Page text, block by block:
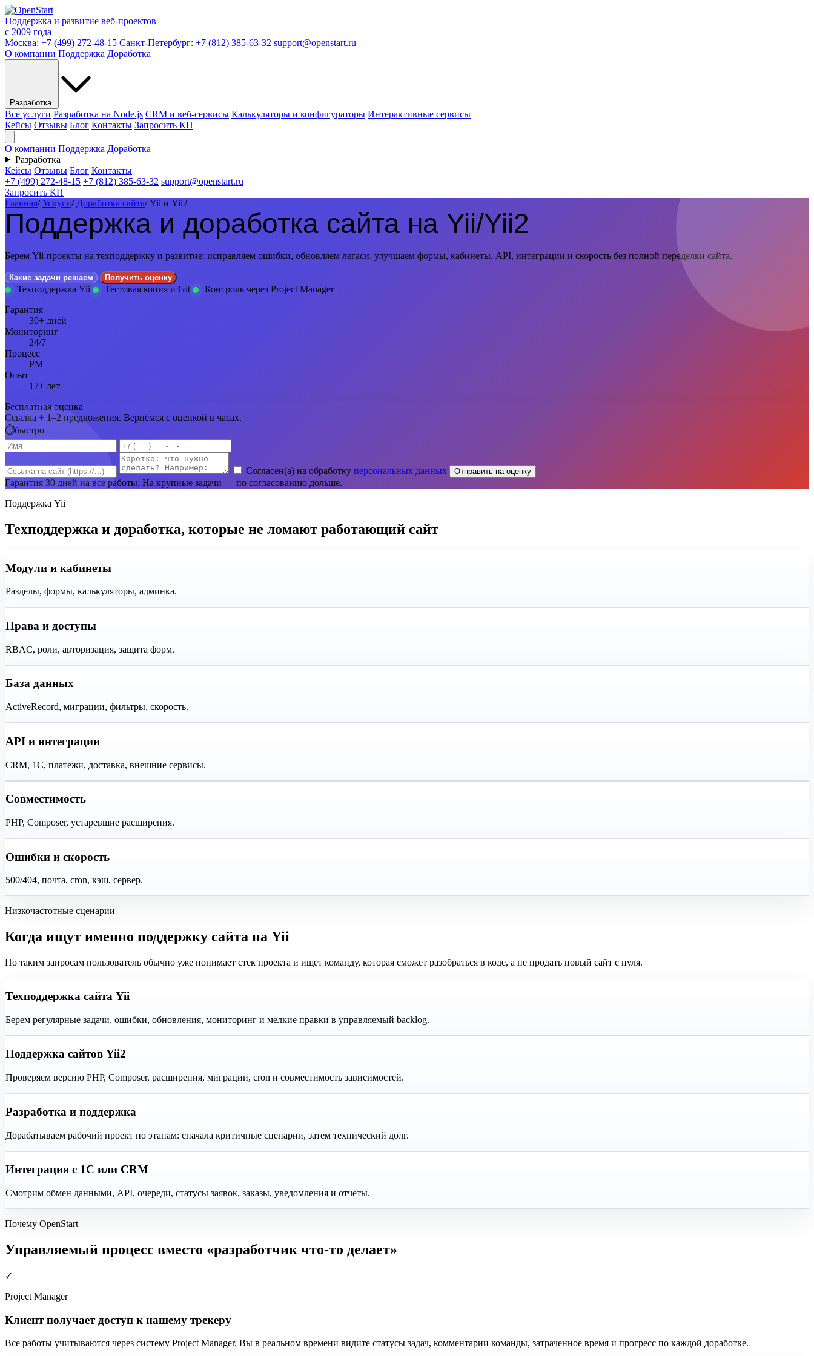
Поддержка и развитие веб-проектов
с 2009 года
Москва: +7 (499) 272-48-15 Санкт-Петербург: +7 (812) 385-63-32 support@openstart.ru
О компании Поддержка Доработка
Разработка
Все услуги Разработка на Node.js CRM и веб-сервисы Калькуляторы и конфигураторы Интерактивные сервисы
Кейсы Отзывы Блог Контакты Запросить КП
О компании Поддержка Доработка
Разработка
Кейсы Отзывы Блог Контакты
+7 (499) 272-48-15 +7 (812) 385-63-32 support@openstart.ru
Запросить КП
Главная/ Услуги/ Доработка сайта/ Yii и Yii2
Поддержка и доработка сайта на Yii/Yii2
Берем Yii-проекты на техподдержку и развитие: исправляем ошибки, обновляем легаси, улучшаем формы, кабинеты, API, интеграции и скорость без полной переделки сайта.
Какие задачи решаем Получить оценку
Техподдержка Yii Тестовая копия и Git
Контроль через Project Manager
Гарантия
30+ дней
Мониторинг
24/7
Процесс
PM
Опыт
17+ лет
Бесплатная оценка
Ссылка + 1–2 предложения. Вернёмся с оценкой в часах.
⏱быстро
Согласен(а) на обработку персональных данных Отправить на оценку
Гарантия 30 дней на все работы. На крупные задачи — по согласованию дольше.
Поддержка Yii
Техподдержка и доработка, которые не ломают работающий сайт
Модули и кабинеты
Разделы, формы, калькуляторы, админка.
Права и доступы
RBAC, роли, авторизация, защита форм.
База данных
ActiveRecord, миграции, фильтры, скорость.
API и интеграции
CRM, 1С, платежи, доставка, внешние сервисы.
Совместимость
PHP, Composer, устаревшие расширения.
Ошибки и скорость
500/404, почта, cron, кэш, сервер.
Низкочастотные сценарии
Когда ищут именно поддержку сайта на Yii
По таким запросам пользователь обычно уже понимает стек проекта и ищет команду, которая сможет разобраться в коде, а не продать новый сайт с нуля.
Техподдержка сайта Yii
Берем регулярные задачи, ошибки, обновления, мониторинг и мелкие правки в управляемый backlog.
Поддержка сайтов Yii2
Проверяем версию PHP, Composer, расширения, миграции, cron и совместимость зависимостей.
Разработка и поддержка
Дорабатываем рабочий проект по этапам: сначала критичные сценарии, затем технический долг.
Интеграция с 1С или CRM
Смотрим обмен данными, API, очереди, статусы заявок, заказы, уведомления и отчеты.
Почему OpenStart
Управляемый процесс вместо «разработчик что-то делает»
✓
Project Manager
Клиент получает доступ к нашему трекеру
Все работы учитываются через систему Project Manager. Вы в реальном времени видите статусы задач, комментарии команды, затраченное время и прогресс по каждой доработке.